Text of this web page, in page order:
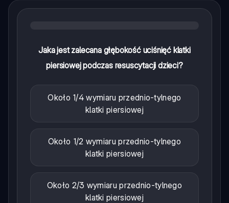
Jaka jest zalecana głębokość uciśnięć klatki
piersiowej podczas resuscytacji dzieci?
Około 1/4 wymiaru przednio-tylnego
klatki piersiowej
Około 1/2 wymiaru przednio-tylnego
klatki piersiowej
Około 2/3 wymiaru przednio-tylnego
klatki piersiowej